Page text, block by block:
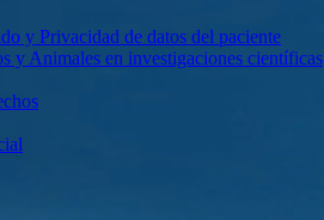
y Privacidad de datos del paciente
y Animales en investigaciones científicas